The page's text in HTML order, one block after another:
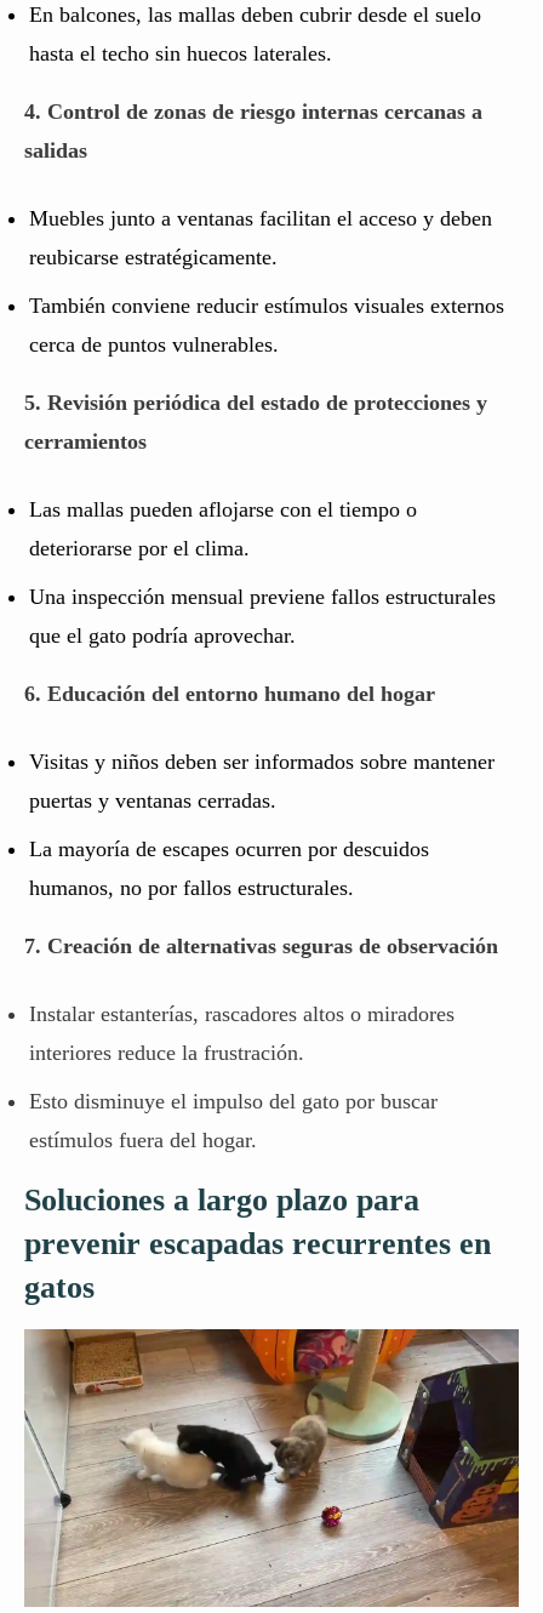
En balcones, las mallas deben cubrir desde el suelo
hasta el techo sin huecos laterales.
4. Control de zonas de riesgo internas cercanas a
salidas
Muebles junto a ventanas facilitan el acceso y deben
reubicarse estratégicamente.
También conviene reducir estímulos visuales externos
cerca de puntos vulnerables.
5. Revisión periódica del estado de protecciones y
cerramientos
Las mallas pueden aflojarse con el tiempo o
deteriorarse por el clima.
Una inspección mensual previene fallos estructurales
que el gato podría aprovechar.
6. Educación del entorno humano del hogar
Visitas y niños deben ser informados sobre mantener
puertas y ventanas cerradas.
La mayoría de escapes ocurren por descuidos
humanos, no por fallos estructurales.
7. Creación de alternativas seguras de observación
Instalar estanterías, rascadores altos o miradores
interiores reduce la frustración.
Esto disminuye el impulso del gato por buscar
estímulos fuera del hogar.
Soluciones a largo plazo para
prevenir escapadas recurrentes en
gatos